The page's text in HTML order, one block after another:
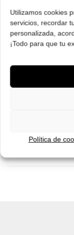
Utilizamos cookies
servicios, recordar
personalizada,
¡Todo para que tu
Política de
era:
¡Comprar!
€.